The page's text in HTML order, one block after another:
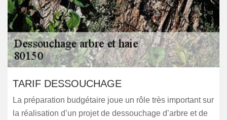
TARIF DESSOUCHAGE
La préparation budgétaire joue un rôle très important sur
la réalisation d’un projet de dessouchage d’arbre et de